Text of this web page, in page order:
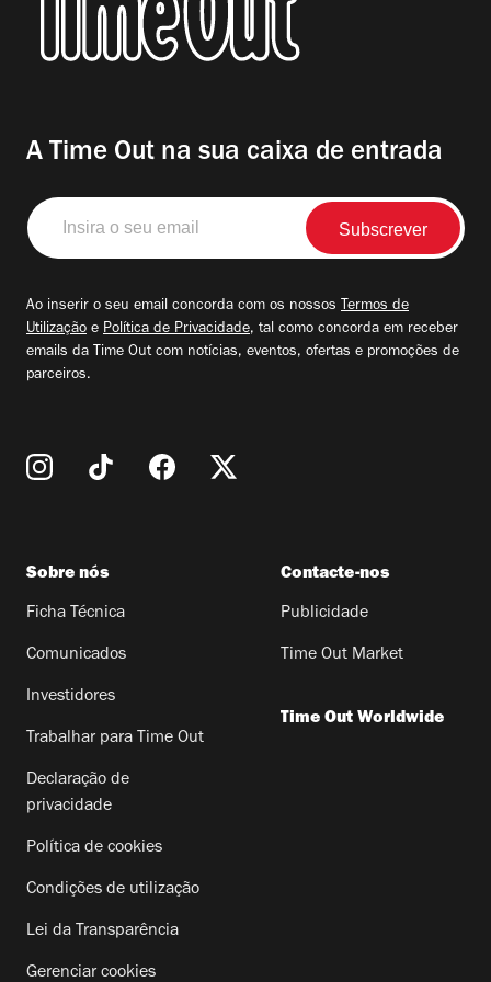
A Time Out na sua caixa de entrada
Insira
o
seu
Ao inserir o seu email concorda com os nossos Termos de
Utilização e Política de Privacidade, tal como concorda em receber
emails da Time Out com notícias, eventos, ofertas e promoções de
parceiros.
Sobre nós
Ficha Técnica
Comunicados
Investidores
Trabalhar para Time Out
Declaração de
privacidade
Política de cookies
Condições de utilização
Lei da Transparência
Gerenciar cookies
Contacte-nos
Publicidade
Time Out Market
Time Out Worldwide